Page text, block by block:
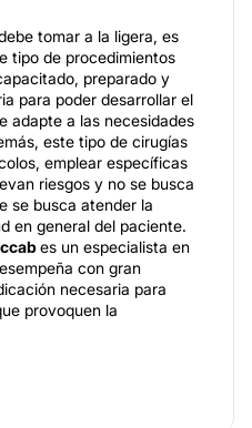
tomar a la ligera, es
tipo de procedimientos
preparado y
para poder desarrollar el
adapte a las necesidades
este tipo de cirugías
emplear específicas
riesgos y no se busca
se busca atender la
en general del paciente.
es un especialista en
con gran
necesaria para
provoquen la